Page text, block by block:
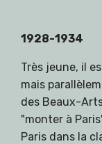
1928-1934
Très jeune, il
mais
des Beaux-
"monter à
Paris dans la